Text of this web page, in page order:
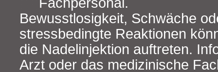
Bewusstlosigkeit, Schwäche
stressbedingte Reaktionen
die Nadelinjektion auftreten.
Arzt oder das medizinische